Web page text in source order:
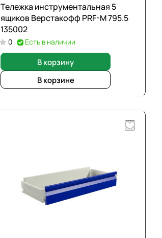
Тележка инструментальная 5
ящиков Верстакофф PRF-M 795.5
135002
0 Есть в наличии
В корзину
В корзине